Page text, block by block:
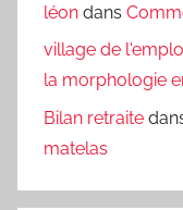
léon dans
village de
la morphologie
Bilan retraite
matelas